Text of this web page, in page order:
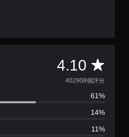
4.10 平
均
評
分
402908個評分
61%
14%
11%